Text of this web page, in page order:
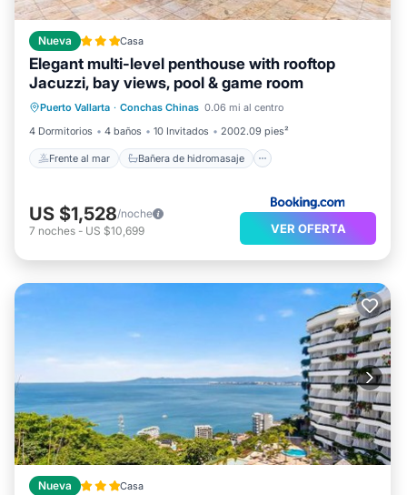
Nueva Casa
Elegant multi-level penthouse with rooftop
Jacuzzi, bay views, pool & game room
Puerto Vallarta · Conchas Chinas 0.06 mi al centro
4 Dormitorios
4 baños 10 Invitados 2002.09 pies²
Frente al mar Bañera de hidromasaje
Frente al mar
Bañera de hidromasaje
Chimenea/Calefacción
Piscina
US $1,528/noche
7 noches - US $10,699 VER OFERTA
Nueva Casa